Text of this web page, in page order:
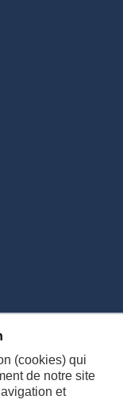
(cookies) qui
de notre site
et
de sécurité